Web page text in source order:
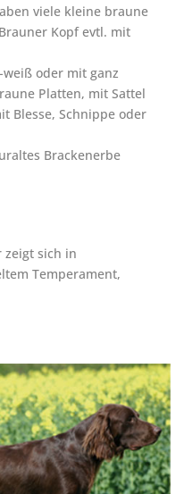
viele kleine braune
Kopf evtl. mit
oder mit ganz
Platten, mit Sattel
Blesse, Schnippe oder
Brackenerbe
zeigt sich in
Temperament,